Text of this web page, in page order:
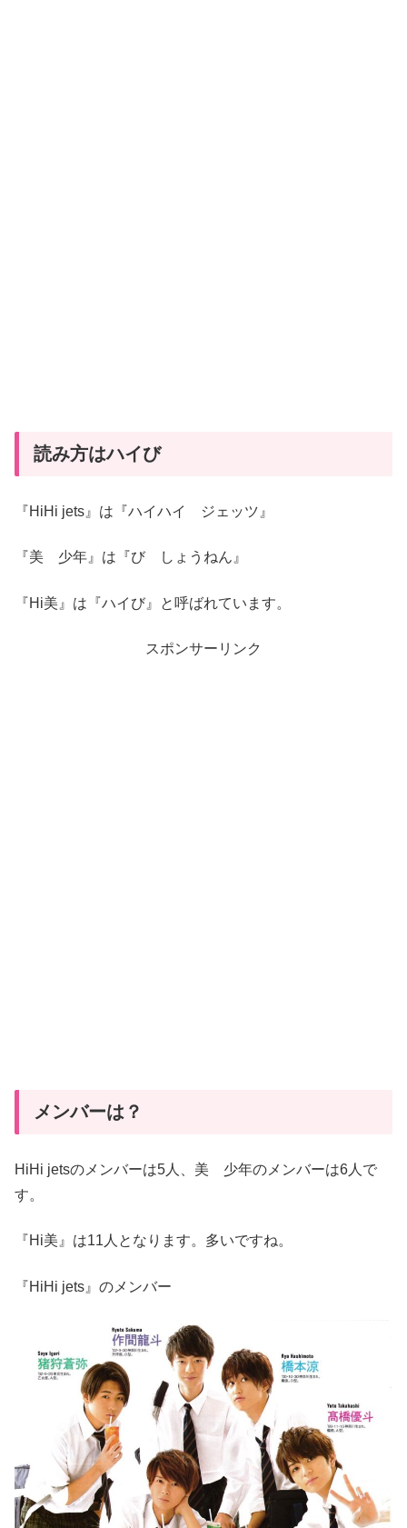
読み方はハイび
『HiHi jets』は『ハイハイ ジェッツ』
『美 少年』は『び しょうねん』
『Hi美』は『ハイび』と呼ばれています。
スポンサーリンク
メンバーは？
HiHi jetsのメンバーは5人、美 少年のメンバーは6人で
す。
『Hi美』は11人となります。多いですね。
『HiHi jets』のメンバー